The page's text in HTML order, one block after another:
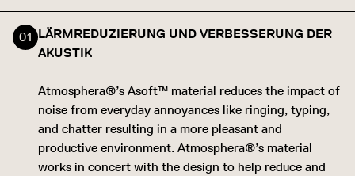
LÄRMREDUZIERUNG UND VERBESSERUNG DER
AKUSTIK
Atmosphera®’s Asoft™ material reduces the impact of
noise from everyday annoyances like ringing, typing,
and chatter resulting in a more pleasant and
productive environment. Atmosphera®’s material
works in concert with the design to help reduce and